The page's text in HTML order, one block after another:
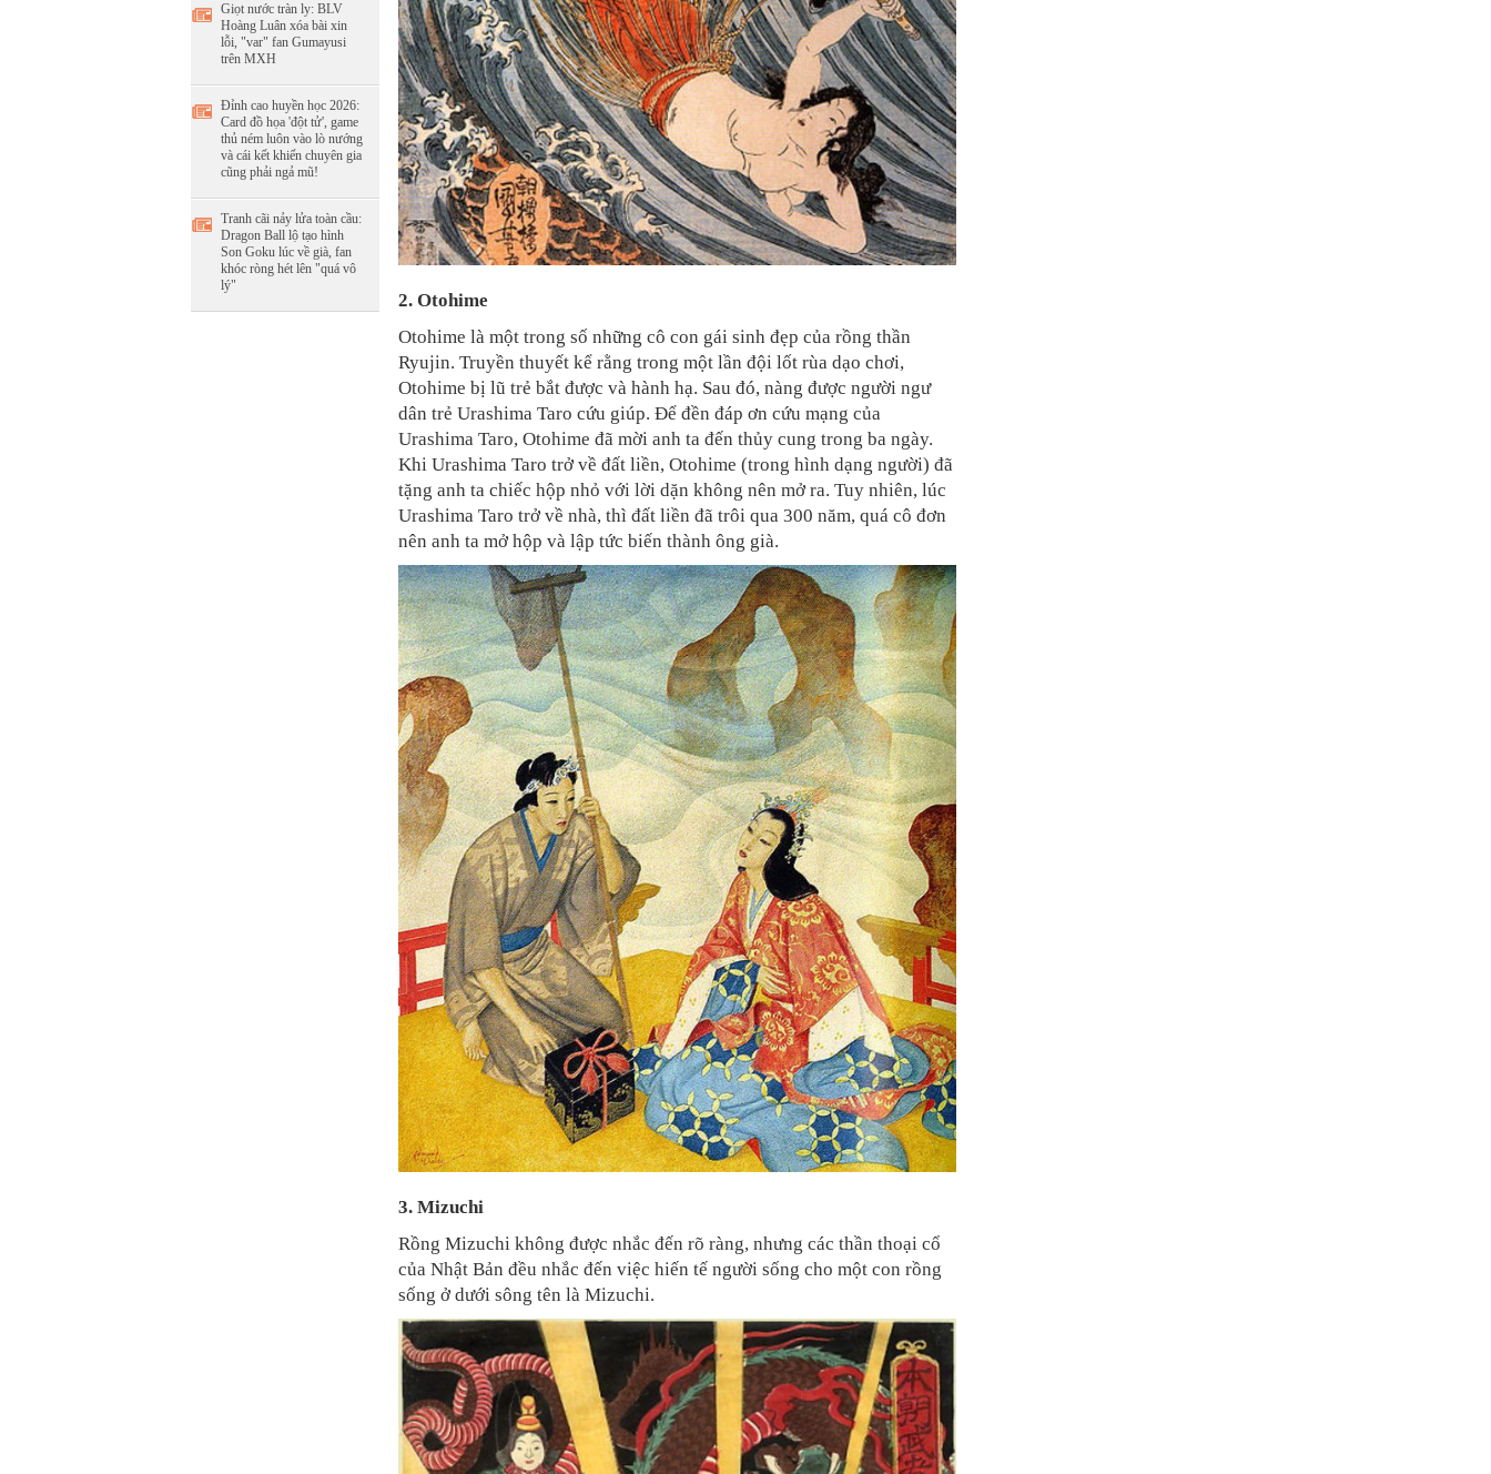
Giọt nước tràn ly: BLV
Hoàng Luân xóa bài xin
lỗi, "var" fan Gumayusi
trên MXH
Đỉnh cao huyền học 2026:
Card đồ họa 'đột tử', game
thủ ném luôn vào lò nướng
và cái kết khiến chuyên gia
cũng phải ngả mũ!
Tranh cãi nảy lửa toàn cầu:
Dragon Ball lộ tạo hình
Son Goku lúc về già, fan
khóc ròng hét lên "quá vô
lý"
2. Otohime
Otohime là một trong số những cô con gái sinh đẹp của rồng thần
Ryujin. Truyền thuyết kể rằng trong một lần đội lốt rùa dạo chơi,
Otohime bị lũ trẻ bắt được và hành hạ. Sau đó, nàng được người ngư
dân trẻ Urashima Taro cứu giúp. Để đền đáp ơn cứu mạng của
Urashima Taro, Otohime đã mời anh ta đến thủy cung trong ba ngày.
Khi Urashima Taro trở về đất liền, Otohime (trong hình dạng người) đã
tặng anh ta chiếc hộp nhỏ với lời dặn không nên mở ra. Tuy nhiên, lúc
Urashima Taro trở về nhà, thì đất liền đã trôi qua 300 năm, quá cô đơn
nên anh ta mở hộp và lập tức biến thành ông già.
3. Mizuchi
Rồng Mizuchi không được nhắc đến rõ ràng, nhưng các thần thoại cổ
của Nhật Bản đều nhắc đến việc hiến tế người sống cho một con rồng
sống ở dưới sông tên là Mizuchi.